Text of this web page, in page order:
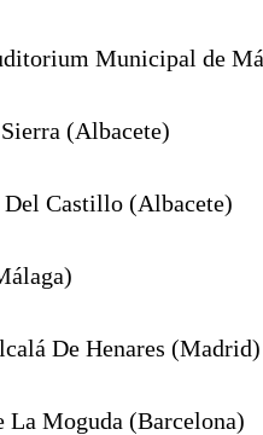
Municipal de
(Albacete)
Castillo (Albacete)
De Henares (Madrid)
La Moguda (Barcelona)